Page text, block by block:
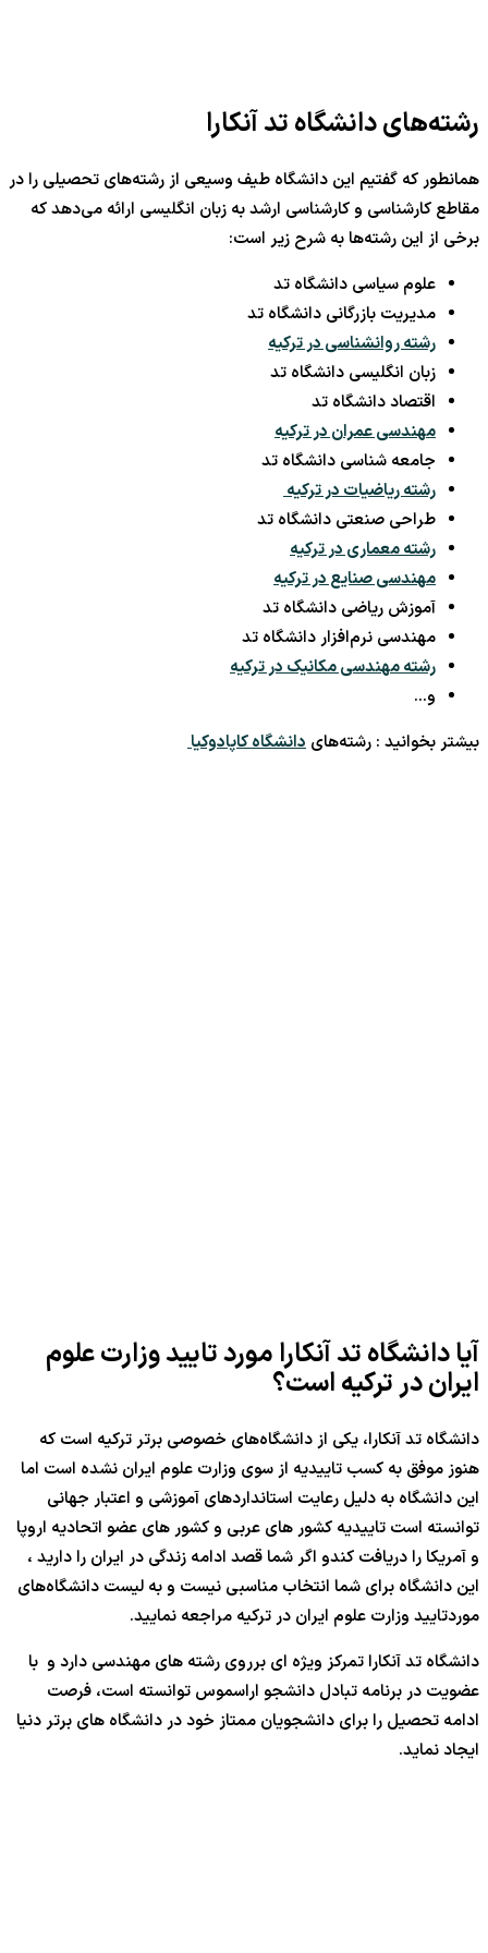
رشته‌های دانشگاه تد آنکارا
همانطور که گفتیم این دانشگاه طیف وسیعی از رشته‌های تحصیلی را در
مقاطع کارشناسی و کارشناسی ارشد به زبان انگلیسی ارائه می‌دهد که
برخی از این رشته‌ها به شرح زیر است:
علوم سیاسی دانشگاه تد
مدیریت بازرگانی دانشگاه تد
رشته روانشناسی در ترکیه
زبان انگلیسی دانشگاه تد
اقتصاد دانشگاه تد
مهندسی عمران در ترکیه
جامعه شناسی دانشگاه تد
رشته ریاضیات در ترکیه
طراحی صنعتی دانشگاه تد
رشته معماری در ترکیه
مهندسی صنایع در ترکیه
آموزش ریاضی دانشگاه تد
مهندسی نرم‌افزار دانشگاه تد
رشته مهندسی مکانیک در ترکیه
و…
بیشتر بخوانید : رشته‌های دانشگاه کاپادوکیا
آیا دانشگاه تد آنکارا مورد تایید وزارت علوم
ایران در ترکیه است؟
دانشگاه تد آنکارا، یکی از دانشگاه‌های خصوصی برتر ترکیه است که
هنوز موفق به کسب تاییدیه از سوی وزارت علوم ایران نشده است اما
این دانشگاه به دلیل رعایت استانداردهای آموزشی و اعتبار جهانی
توانسته است تاییدیه کشور های عربی و کشور های عضو اتحادیه اروپا
و آمریکا را دریافت کندو اگر شما قصد ادامه زندگی در ایران را دارید ،
این دانشگاه برای شما انتخاب مناسبی نیست و به لیست دانشگاه‌های
موردتایید وزارت علوم ایران در ترکیه مراجعه نمایید.
دانشگاه تد آنکارا تمرکز ویژه ای برروی رشته های مهندسی دارد و با
عضویت در برنامه تبادل دانشجو اراسموس توانسته است، فرصت
ادامه تحصیل را برای دانشجویان ممتاز خود در دانشگاه های برتر دنیا
ایجاد نماید.